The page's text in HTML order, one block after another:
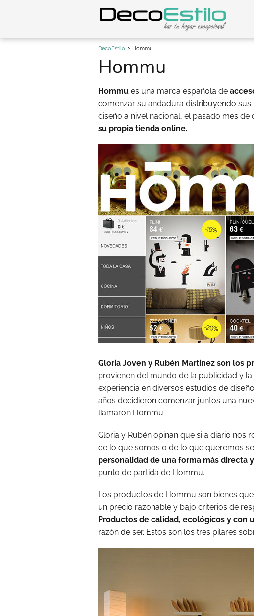
DecoEstilo Hommu
Hommu
Hommu es una marca española de
comenzar su andadura distribuyendo
diseño a nivel nacional, el pasado mes
su propia tienda online.
Gloria Joven y Rubén Martinez son los
provienen del mundo de la publicidad y
experiencia en diversos estudios de
años decidieron comenzar juntos una
llamaron Hommu.
Gloria y Rubén opinan que si a diario nos
de lo que somos o de lo que queremos
personalidad de una forma más directa
punto de partida de Hommu.
Los productos de Hommu son bienes
un precio razonable y bajo criterios de
Productos de calidad, ecológicos y con
razón de ser. Estos son los tres pilares